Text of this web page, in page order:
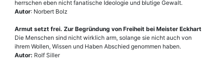
herrschen eben nicht fanatische Ideologie und blutige Gewalt.
Autor: Norbert Bolz
Armut setzt frei. Zur Begründung von Freiheit bei Meister Eckhart
Die Menschen sind nicht wirklich arm, solange sie nicht auch von
ihrem Wollen, Wissen und Haben Abschied genommen haben.
Autor: Rolf Siller